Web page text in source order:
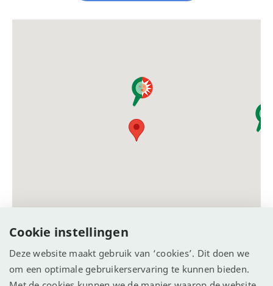
Cookie instellingen
Deze website maakt gebruik van ‘cookies’. Dit doen we
om een optimale gebruikerservaring te kunnen bieden.